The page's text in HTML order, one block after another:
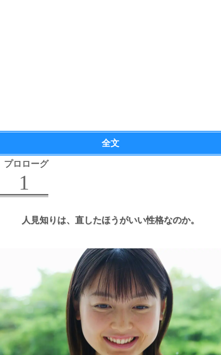
全文
プロローグ
1
人見知りは、 直したほうがいい性格なのか。